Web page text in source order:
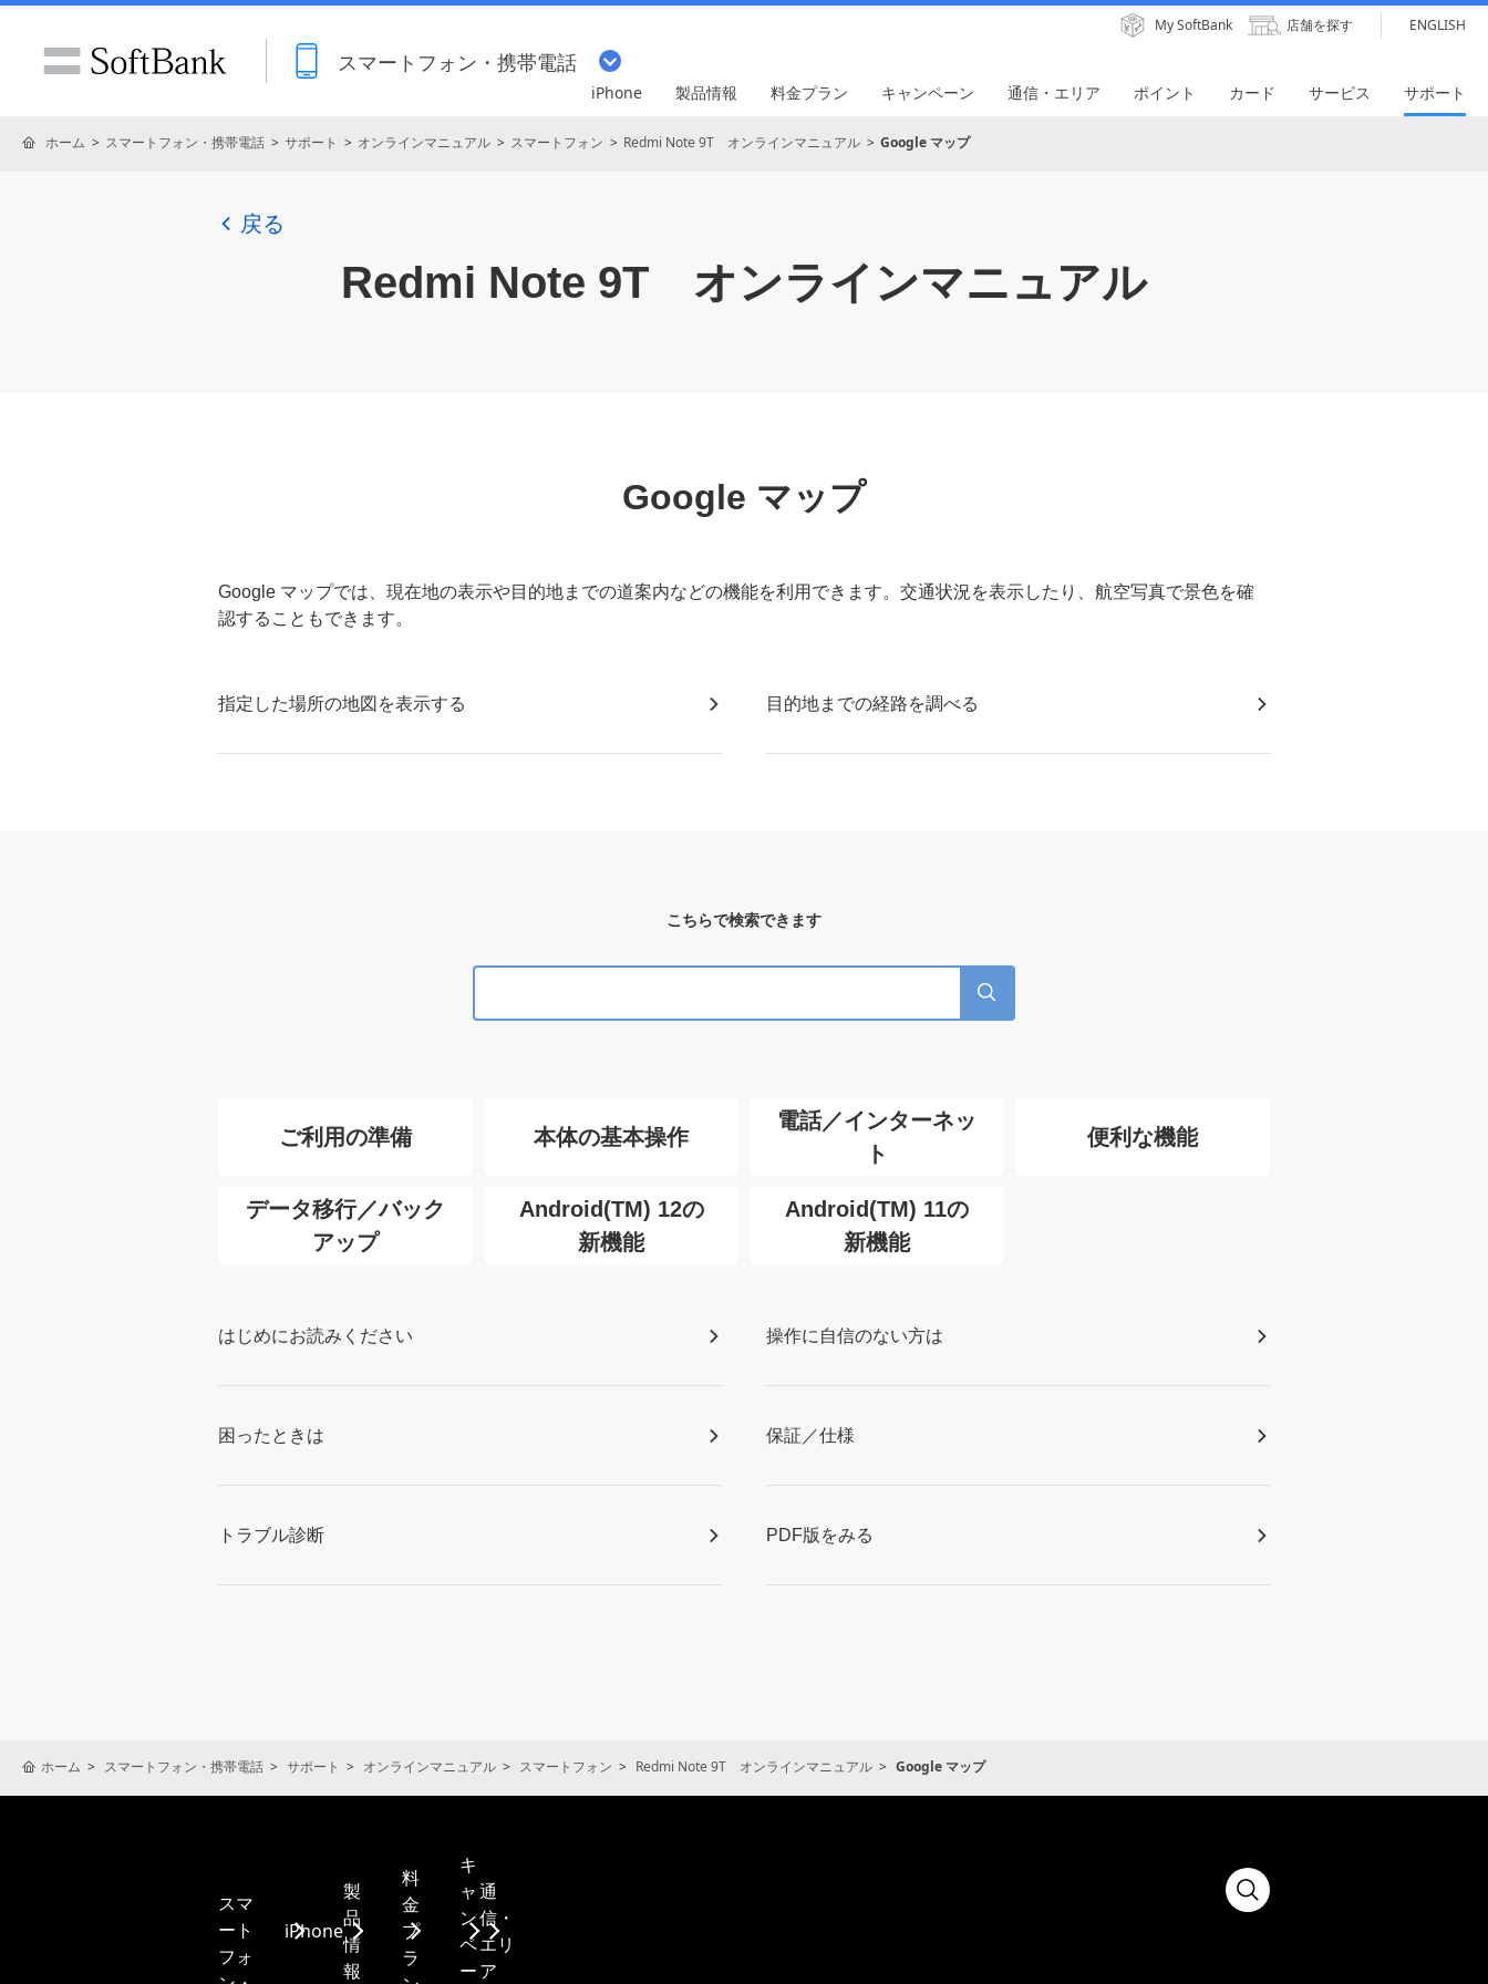
スマートフォン・携帯電話
My SoftBank 店舗を探す ENGLISH
iPhone 製品情報 料金プラン キャンペーン 通信・エリア ポイント カード サービス サポート
ホーム スマートフォン・携帯電話 サポート オンラインマニュアル スマートフォン Redmi Note 9T オンラインマニュアル Google マップ
戻る
Redmi Note 9T オンラインマニュアル
Google マップ
Google マップでは、現在地の表示や目的地までの道案内などの機能を利用できます。交通状況を表示したり、航空写真で景色を確
認することもできます。
指定した場所の地図を表示する 目的地までの経路を調べる
こちらで検索できます
ご利用の準備 本体の基本操作
電話／インターネッ
ト
便利な機能
データ移行／バック
アップ
Android(TM) 12の
新機能
Android(TM) 11の
新機能
はじめにお読みください 操作に自信のない方は
困ったときは 保証／仕様
トラブル診断 PDF版をみる
ホーム スマートフォン・携帯電話 サポート オンラインマニュアル スマートフォン Redmi Note 9T オンラインマニュアル Google マップ
スマ
ート
フォ
iPhone
製
品
情
報
料
金
プ
ラ
キ
ャ
ン
ペ
ー
通
信・
エリ
ア